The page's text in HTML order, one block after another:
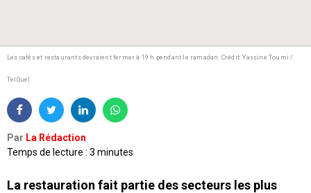
Les cafés et restaurants devraient fermer à 19 h pendant le ramadan. Crédit: Yassine Toumi /
TelQuel
Par La Rédaction
Temps de lecture : 3 minutes
La restauration fait partie des secteurs les plus